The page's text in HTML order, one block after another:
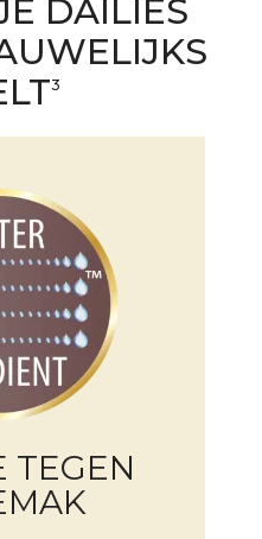
DAILIES
3
TEGEN